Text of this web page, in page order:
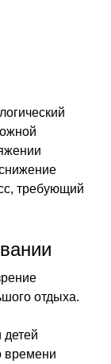
требующий
отдыха.
детей
времени